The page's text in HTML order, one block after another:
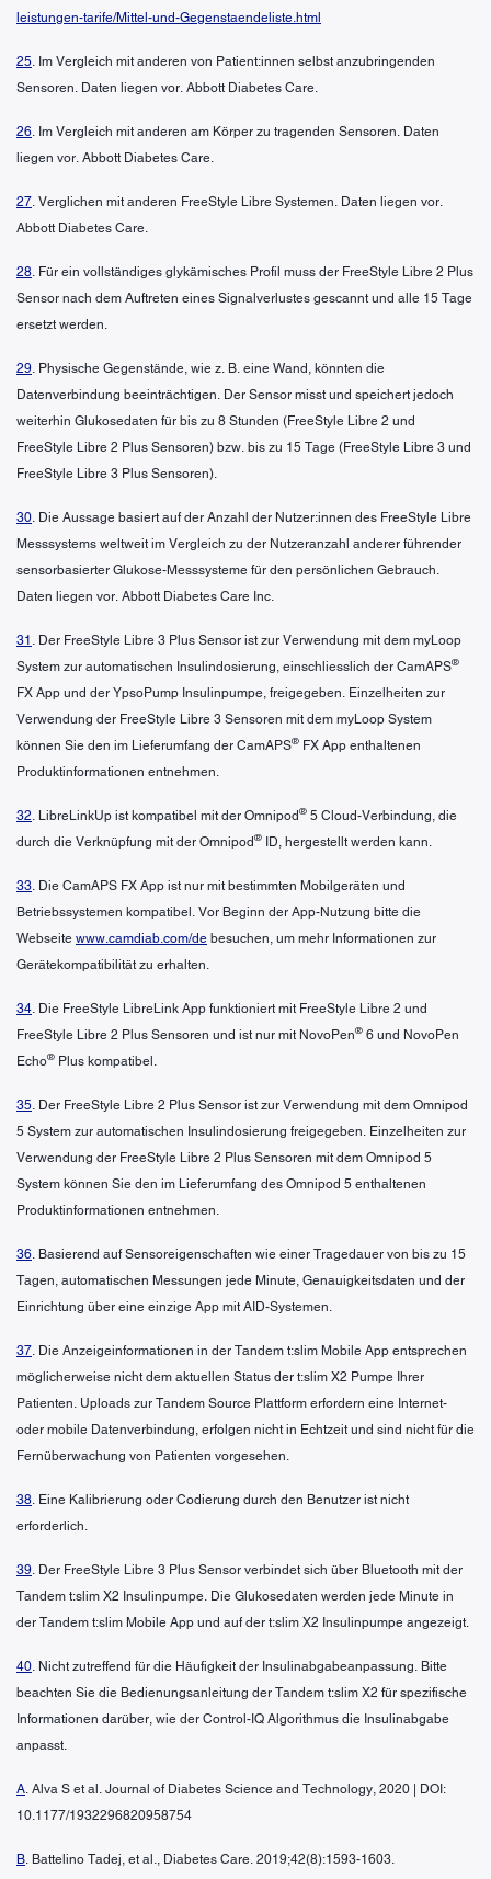
leistungen-tarife/Mittel-und-Gegenstaendeliste.html
25. Im Vergleich mit anderen von Patient:innen selbst anzubringenden
Sensoren. Daten liegen vor. Abbott Diabetes Care.
26. Im Vergleich mit anderen am Körper zu tragenden Sensoren. Daten
liegen vor. Abbott Diabetes Care.
27. Verglichen mit anderen FreeStyle Libre Systemen. Daten liegen vor.
Abbott Diabetes Care.
28. Für ein vollständiges glykämisches Profil muss der FreeStyle Libre 2 Plus
Sensor nach dem Auftreten eines Signalverlustes gescannt und alle 15 Tage
ersetzt werden.
29. Physische Gegenstände, wie z. B. eine Wand, könnten die
Datenverbindung beeinträchtigen. Der Sensor misst und speichert jedoch
weiterhin Glukosedaten für bis zu 8 Stunden (FreeStyle Libre 2 und
FreeStyle Libre 2 Plus Sensoren) bzw. bis zu 15 Tage (FreeStyle Libre 3 und
FreeStyle Libre 3 Plus Sensoren).
30. Die Aussage basiert auf der Anzahl der Nutzer:innen des FreeStyle Libre
Messsystems weltweit im Vergleich zu der Nutzeranzahl anderer führender
sensorbasierter Glukose-Messsysteme für den persönlichen Gebrauch.
Daten liegen vor. Abbott Diabetes Care Inc.
31 . Der FreeStyle Libre 3 Plus Sensor ist zur Verwendung mit dem myLoop
System zur automatischen Insulindosierung, einschliesslich der CamAPS®
FX App und der YpsoPump Insulinpumpe, freigegeben. Einzelheiten zur
Verwendung der FreeStyle Libre 3 Sensoren mit dem myLoop System
können Sie den im Lieferumfang der CamAPS® FX App enthaltenen
Produktinformationen entnehmen.
32. LibreLinkUp ist kompatibel mit der Omnipod® 5 Cloud-Verbindung, die
durch die Verknüpfung mit der Omnipod® ID, hergestellt werden kann.
33. Die CamAPS FX App ist nur mit bestimmten Mobilgeräten und
Betriebssystemen kompatibel. Vor Beginn der App-Nutzung bitte die
Webseite www.camdiab.com/de besuchen, um mehr Informationen zur
Gerätekompatibilität zu erhalten.
34. Die FreeStyle LibreLink App funktioniert mit FreeStyle Libre 2 und
FreeStyle Libre 2 Plus Sensoren und ist nur mit NovoPen® 6 und NovoPen
Echo® Plus kompatibel.
35. Der FreeStyle Libre 2 Plus Sensor ist zur Verwendung mit dem Omnipod
5 System zur automatischen Insulindosierung freigegeben. Einzelheiten zur
Verwendung der FreeStyle Libre 2 Plus Sensoren mit dem Omnipod 5
System können Sie den im Lieferumfang des Omnipod 5 enthaltenen
Produktinformationen entnehmen.
36. Basierend auf Sensoreigenschaften wie einer Tragedauer von bis zu 15
Tagen, automatischen Messungen jede Minute, Genauigkeitsdaten und der
Einrichtung über eine einzige App mit AID-Systemen.
37. Die Anzeigeinformationen in der Tandem t:slim Mobile App entsprechen
möglicherweise nicht dem aktuellen Status der t:slim X2 Pumpe Ihrer
Patienten. Uploads zur Tandem Source Plattform erfordern eine Internet-
oder mobile Datenverbindung, erfolgen nicht in Echtzeit und sind nicht für die
Fernüberwachung von Patienten vorgesehen.
38. Eine Kalibrierung oder Codierung durch den Benutzer ist nicht
erforderlich.
39. Der FreeStyle Libre 3 Plus Sensor verbindet sich über Bluetooth mit der
Tandem t:slim X2 Insulinpumpe. Die Glukosedaten werden jede Minute in
der Tandem t:slim Mobile App und auf der t:slim X2 Insulinpumpe angezeigt.
40. Nicht zutreffend für die Häufigkeit der Insulinabgabeanpassung. Bitte
beachten Sie die Bedienungsanleitung der Tandem t:slim X2 für spezifische
Informationen darüber, wie der Control-IQ Algorithmus die Insulinabgabe
anpasst.
A. Alva S et al. Journal of Diabetes Science and Technology, 2020 | DOI:
10.1177/1932296820958754
B. Battelino Tadej, et al., Diabetes Care. 2019;42(8):1593-1603.